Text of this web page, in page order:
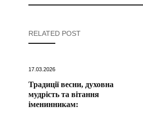
RELATED POST
17.03.2026
Традиції весни, духовна
мудрість та вітання
іменинникам: